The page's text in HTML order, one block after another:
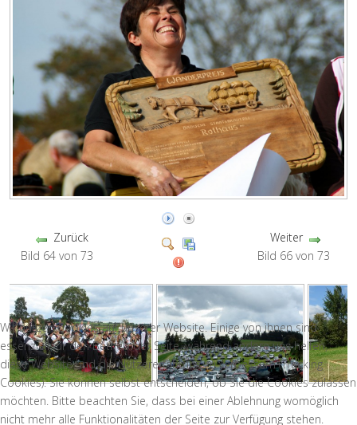
Zurück
Bild 64 von 73
Weiter
Bild 66 von 73
Wir nutzen Cookies auf unserer Website. Einige von ihnen sind
essenziell für den Betrieb der Seite, während andere uns helfen,
diese Website und die Nutzererfahrung zu verbessern (Tracking
Cookies). Sie können selbst entscheiden, ob Sie die Cookies zulassen
möchten. Bitte beachten Sie, dass bei einer Ablehnung womöglich
nicht mehr alle Funktionalitäten der Seite zur Verfügung stehen.